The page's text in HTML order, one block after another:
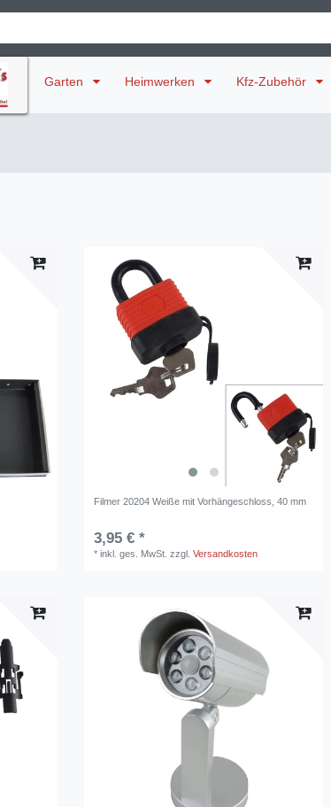
Garten Heimwerken Kfz-Zubehör
Filmer 20204 Weiße mit Vorhängeschloss, 40 mm
3,95 € *
*inkl. ges. MwSt. zzgl.Versandkosten